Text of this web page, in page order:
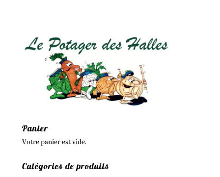
Panier
Votre panier est vide.
Catégories de produits